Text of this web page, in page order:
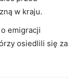
w kraju.
emigracji
osiedlili się za